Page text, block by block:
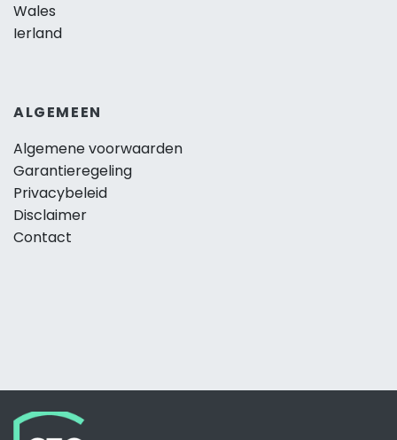
Wales
Ierland
ALGEMEEN
Algemene voorwaarden
Garantieregeling
Privacybeleid
Disclaimer
Contact